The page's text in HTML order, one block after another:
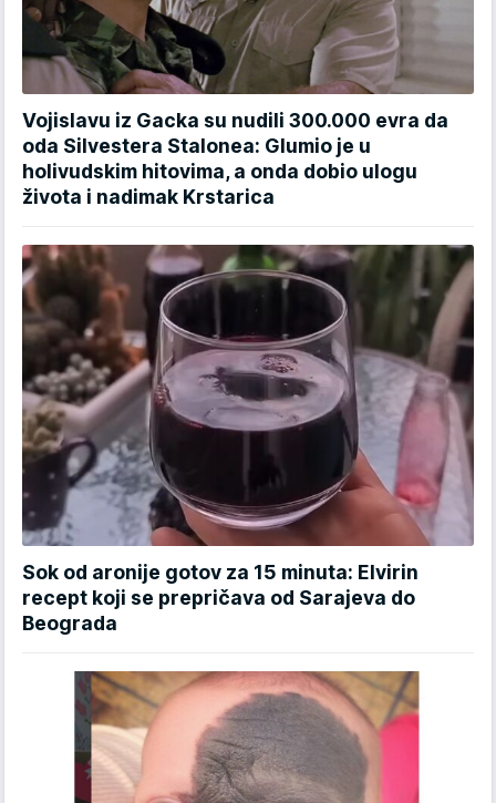
Vojislavu iz Gacka su nudili 300.000 evra da
oda Silvestera Stalonea: Glumio je u
holivudskim hitovima, a onda dobio ulogu
života i nadimak Krstarica
Sok od aronije gotov za 15 minuta: Elvirin
recept koji se prepričava od Sarajeva do
Beograda